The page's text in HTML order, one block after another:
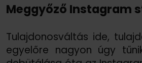
Meggyőző Instagram
Tulajdonosváltás ide,
egyelőre nagyon úgy